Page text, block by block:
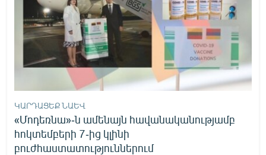
ԿԱՐԴԱՑԵՔ ՆԱԵՎ
«Մոդեռնա»-ն ամենայն հավանականությամբ
հոկտեմբերի 7-ից կլինի
բուժհաստատություններում